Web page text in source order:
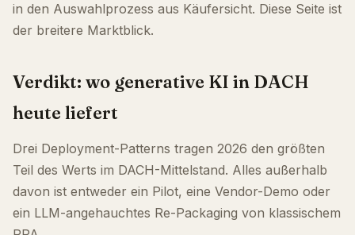
in den Auswahlprozess aus Käufersicht. Diese Seite ist
der breitere Marktblick.
Verdikt: wo generative KI in DACH
heute liefert
Drei Deployment-Patterns tragen 2026 den größten
Teil des Werts im DACH-Mittelstand. Alles außerhalb
davon ist entweder ein Pilot, eine Vendor-Demo oder
ein LLM-angehauchtes Re-Packaging von klassischem